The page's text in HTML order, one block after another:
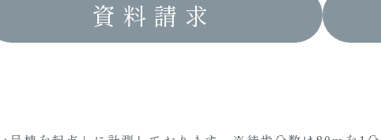
資料請求